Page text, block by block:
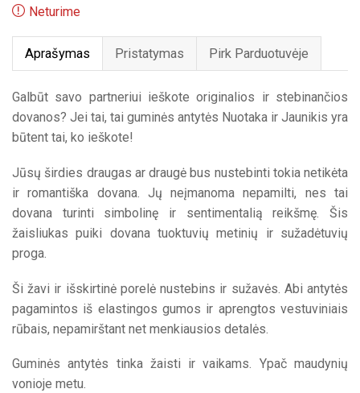
price
5,99€.
3,99€.
Neturime
Aprašymas Pristatymas Pirk Parduotuvėje
Galbūt savo partneriui ieškote originalios ir stebinančios
dovanos? Jei tai, tai guminės antytės Nuotaka ir Jaunikis yra
būtent tai, ko ieškote!
Jūsų širdies draugas ar draugė bus nustebinti tokia netikėta
ir romantiška dovana. Jų neįmanoma nepamilti, nes tai
dovana turinti simbolinę ir sentimentalią reikšmę. Šis
žaisliukas puiki dovana tuoktuvių metinių ir sužadėtuvių
proga.
Ši žavi ir išskirtinė porelė nustebins ir sužavės. Abi antytės
pagamintos iš elastingos gumos ir aprengtos vestuviniais
rūbais, nepamirštant net menkiausios detalės.
Guminės antytės tinka žaisti ir vaikams. Ypač maudynių
vonioje metu.